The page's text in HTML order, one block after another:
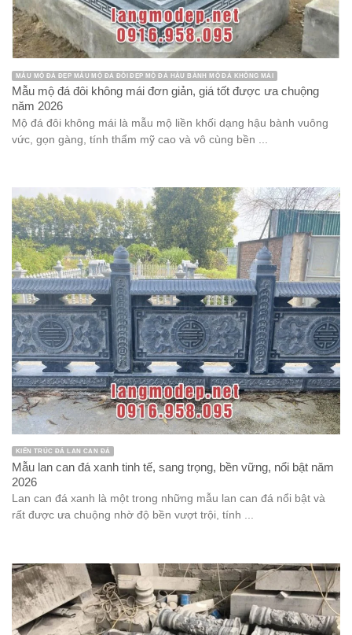
MẪU MỘ ĐÁ ĐẸP MẪU MỘ ĐÁ ĐÔI ĐẸP MỘ ĐÁ HẬU BÀNH MỘ ĐÁ KHÔNG MÁI
Mẫu mộ đá đôi không mái đơn giản, giá tốt được ưa chuộng
năm 2026
Mộ đá đôi không mái là mẫu mộ liền khối dạng hậu bành vuông
vức, gọn gàng, tính thẩm mỹ cao và vô cùng bền ...
KIẾN TRÚC ĐÁ LAN CAN ĐÁ
Mẫu lan can đá xanh tinh tế, sang trọng, bền vững, nổi bật năm
2026
Lan can đá xanh là một trong những mẫu lan can đá nổi bật và
rất được ưa chuộng nhờ độ bền vượt trội, tính ...